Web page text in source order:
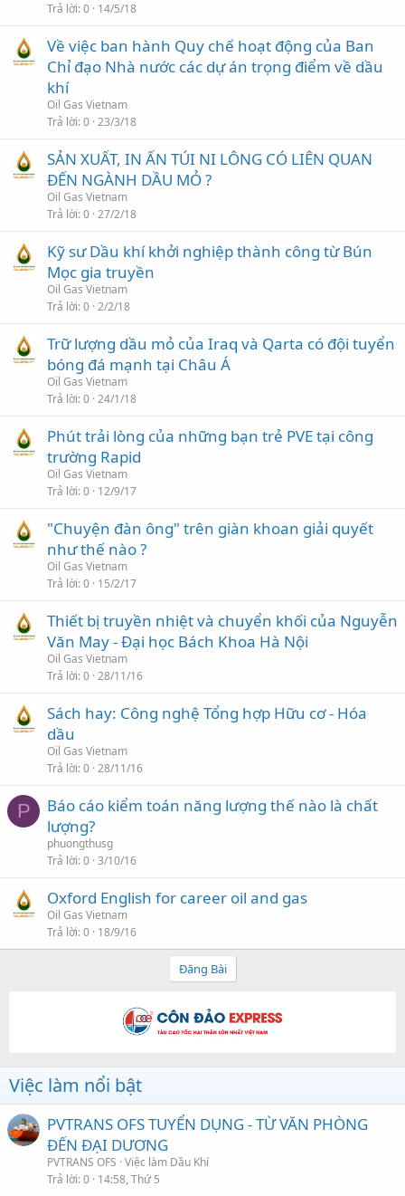
Trả lời 0 14/5/18
Về việc ban hành Quy chế hoạt động của Ban
Chỉ đạo Nhà nước các dự án trọng điểm về dầu
khí
Oil Gas Vietnam
Trả lời 0 23/3/18
SẢN XUẤT, IN ẤN TÚI NI LÔNG CÓ LIÊN QUAN
ĐẾN NGÀNH DẦU MỎ ?
Oil Gas Vietnam
Trả lời 0 27/2/18
Kỹ sư Dầu khí khởi nghiệp thành công từ Bún
Mọc gia truyền
Oil Gas Vietnam
Trả lời 0 2/2/18
Trữ lượng dầu mỏ của Iraq và Qarta có đội tuyển
bóng đá mạnh tại Châu Á
Oil Gas Vietnam
Trả lời 0 24/1/18
Phút trải lòng của những bạn trẻ PVE tại công
trường Rapid
Oil Gas Vietnam
Trả lời 0 12/9/17
"Chuyện đàn ông" trên giàn khoan giải quyết
như thế nào ?
Oil Gas Vietnam
Trả lời 0 15/2/17
Thiết bị truyền nhiệt và chuyển khối của Nguyễn
Văn May - Đại học Bách Khoa Hà Nội
Oil Gas Vietnam
Trả lời 0 28/11/16
Sách hay: Công nghệ Tổng hợp Hữu cơ - Hóa
dầu
Oil Gas Vietnam
Trả lời 0 28/11/16
P
Báo cáo kiểm toán năng lượng thế nào là chất
lượng?
phuongthusg
Trả lời 0 3/10/16
Oxford English for career oil and gas
Oil Gas Vietnam
Trả lời 0 18/9/16
Đăng Bài
Việc làm nổi bật
PVTRANS OFS TUYỂN DỤNG - TỪ VĂN PHÒNG
ĐẾN ĐẠI DƯƠNG
PVTRANS OFS Việc làm Dầu Khí
Trả lời 0 14:58, Thứ 5